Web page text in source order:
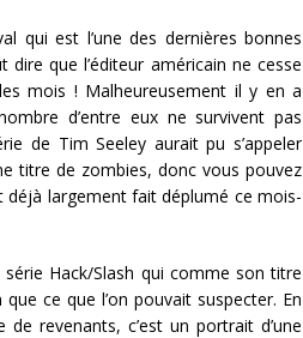
qui est l’une des dernières bonnes
que l’éditeur américain ne cesse
mois ! Malheureusement il y en a
d’entre eux ne survivent pas
de Tim Seeley aurait pu s’appeler
titre de zombies, donc vous pouvez
déjà largement fait déplumé ce mois-
Hack/Slash qui comme son titre
ce que l’on pouvait suspecter. En
revenants, c’est un portrait d’une